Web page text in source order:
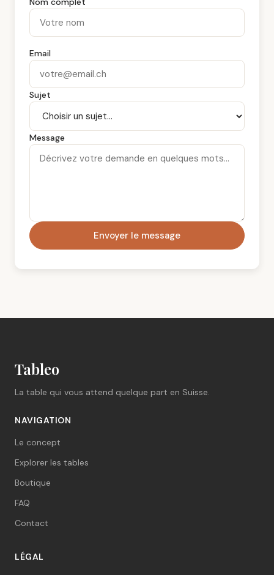
Email
Sujet
Message
Envoyer le message
Tableo
La table qui vous attend quelque part en Suisse.
NAVIGATION
Le concept
Explorer les tables
Boutique
FAQ
Contact
LÉGAL